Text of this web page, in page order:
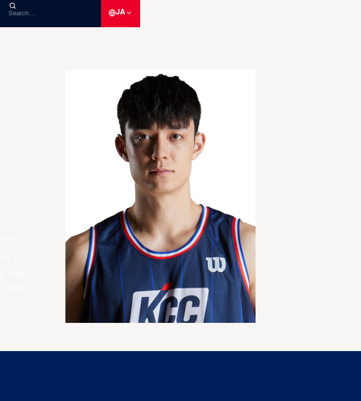
JA